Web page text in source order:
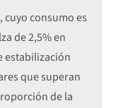
cuyo consumo es
de 2,5% en
estabilización
que superan
de la